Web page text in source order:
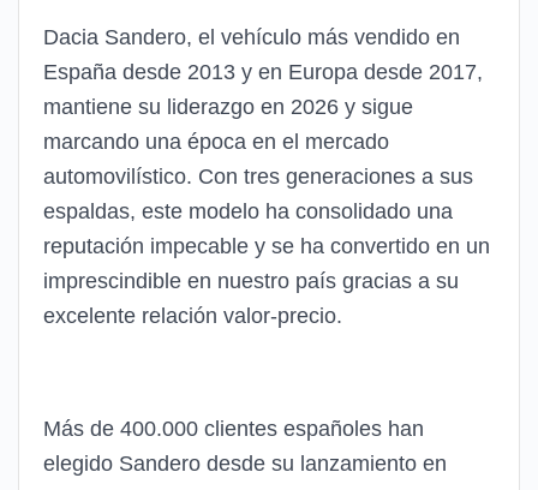
Dacia Sandero, el vehículo más vendido en
España desde 2013 y en Europa desde 2017,
mantiene su liderazgo en 2026 y sigue
marcando una época en el mercado
automovilístico. Con tres generaciones a sus
espaldas, este modelo ha consolidado una
reputación impecable y se ha convertido en un
imprescindible en nuestro país gracias a su
excelente relación valor-precio.
Más de 400.000 clientes españoles han
elegido Sandero desde su lanzamiento en